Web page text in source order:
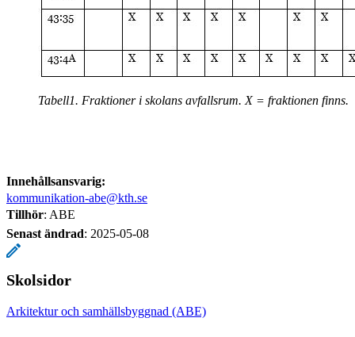
Tabell1. Fraktioner i skolans avfallsrum. X = fraktionen finns.
Innehållsansvarig:
kommunikation-abe@kth.se
Tillhör: ABE
Senast ändrad: 2025-05-08
Skolsidor
Arkitektur och samhällsbyggnad (ABE)